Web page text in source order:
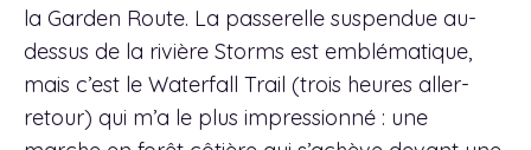
la Garden Route. La passerelle suspendue au-
dessus de la rivière Storms est emblématique,
mais c’est le Waterfall Trail (trois heures aller-
retour) qui m’a le plus impressionné : une